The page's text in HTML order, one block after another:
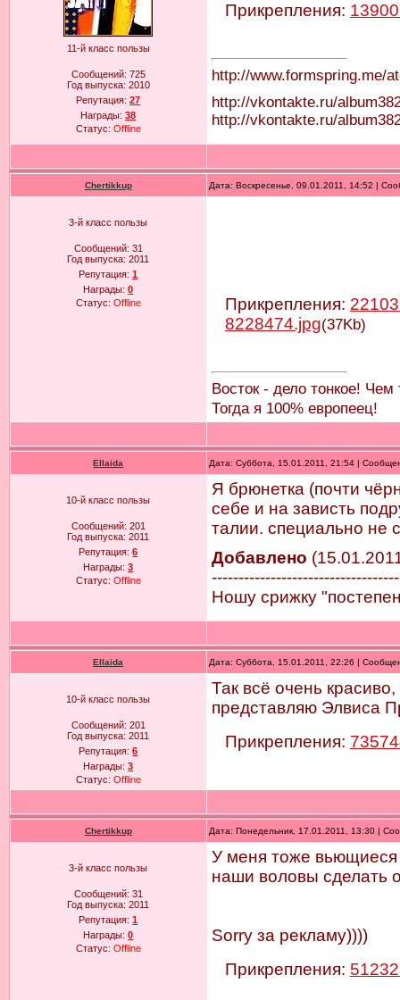
11-й класс пользы
Сообщений: 725
Год выпуска: 2010
Репутация:27
Награды:38
Статус: Offline
Прикрепления:
http://www.formspring.me/
http://vkontakte.ru/
http://vkontakte.ru/
Chertikkup Дата: Воскресенье, 09.01.2011, 14:52 |
3-й класс пользы
Сообщений: 31
Год выпуска:2011
Репутация:1
Награды:0
Статус: Offline Прикрепления:
8228474.jpg(37Kb)
Восток - дело тонкое!
Тогда я 100% европеец!
Ellaida Дата: Суббота, 15.01.2011, 21:54 |
10-й класс пользы
Сообщений: 201
Год выпуска:2011
Репутация:6
Награды:3
Статус: Offline
Я брюнетка (почти
себе и на зависть
талии. специально не
Добавлено
Ношу срижку
Ellaida Дата: Суббота, 15.01.2011, 22:26 |
10-й класс пользы
Сообщений: 201
Год выпуска:2011
Репутация:6
Награды:3
Статус: Offline
Так всё очень
представляю Элвиса
Прикрепления:
Chertikkup Дата: Понедельник, 17.01.2011, 13:30 |
3-й класс пользы
Сообщений: 31
Год выпуска:2011
Репутация:1
Награды:0
Статус: Offline
У меня тоже вьющиеся
наши воловы сделать
Sorry за рекламу))))
Прикрепления: